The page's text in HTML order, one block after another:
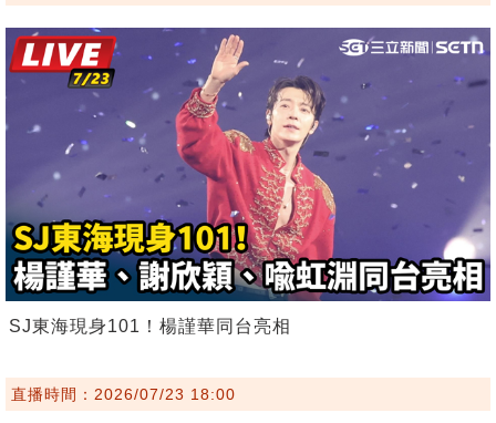
SJ東海現身101！楊謹華同台亮相
直播時間：2026/07/23 18:00